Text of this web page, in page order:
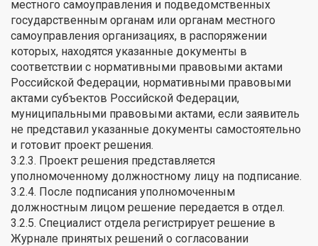
местного самоуправления и подведомственных
государственным органам или органам местного
самоуправления организациях, в распоряжении
которых, находятся указанные документы в
соответствии с нормативными правовыми актами
Российской Федерации, нормативными правовыми
актами субъектов Российской Федерации,
муниципальными правовыми актами, если заявитель
не представил указанные документы самостоятельно
и готовит проект решения.
3.2.3. Проект решения представляется
уполномоченному должностному лицу на подписание.
3.2.4. После подписания уполномоченным
должностным лицом решение передается в отдел.
3.2.5. Специалист отдела регистрирует решение в
Журнале принятых решений о согласовании